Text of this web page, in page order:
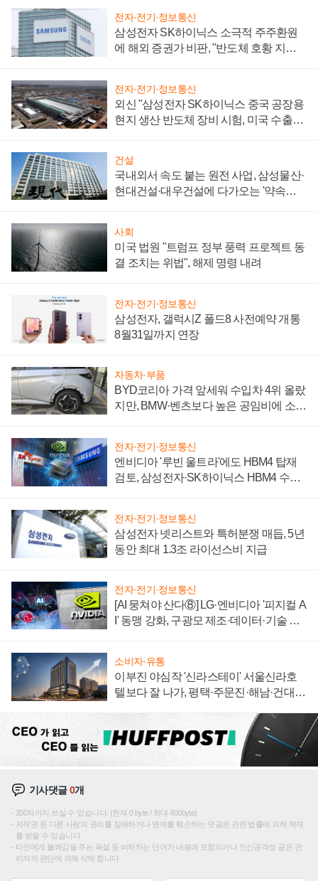
전자·전기·정보통신
삼성전자 SK하이닉스 소극적 주주환원
에 해외 증권가 비판, "반도체 호황 지속
전자·전기·정보통신
외신 "삼성전자 SK하이닉스 중국 공장용
현지 생산 반도체 장비 시험, 미국 수출통
건설
국내외서 속도 붙는 원전 사업, 삼성물산·
현대건설·대우건설에 다가오는 '약속의
사회
미국 법원 "트럼프 정부 풍력 프로젝트 동
결 조치는 위법", 해제 명령 내려
전자·전기·정보통신
삼성전자, 갤럭시Z 폴드8 사전예약 개통
8월31일까지 연장
자동차·부품
BYD코리아 가격 앞세워 수입차 4위 올랐
지만, BMW·벤츠보다 높은 공임비에 소비
전자·전기·정보통신
엔비디아 '루빈 울트라'에도 HBM4 탑재
검토, 삼성전자·SK하이닉스 HBM4 수율
전자·전기·정보통신
삼성전자 넷리스트와 특허분쟁 매듭, 5년
동안 최대 1.3조 라이선스비 지급
전자·전기·정보통신
[AI 뭉쳐야 산다⑧] LG·엔비디아 '피지컬 A
I' 동맹 강화, 구광모 제조·데이터·기술 결
소비자·유통
이부진 야심작 '신라스테이' 서울신라호
텔보다 잘 나가, 평택·주문진·해남·건대로
기사댓글0개
200자까지 쓰실 수 있습니다. (현재 0 byte / 최대 400byte)
저작권 등 다른 사람의 권리를 침해하거나 명예를 훼손하는 댓글은 관련 법률에 의해 제재
를 받을 수 있습니다.
타인에게 불쾌감을 주는 욕설 등 비하하는 단어가 내용에 포함되거나 인신공격성 글은 관
리자의 판단에 의해 삭제 합니다.